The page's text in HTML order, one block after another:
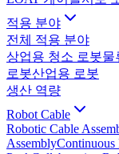
적용 분야
전체 적용 분야
상업용 청소 로봇물
로봇산업용 로봇
생산 역량
Robot Cable
Robotic Cable
AssemblyContinuous